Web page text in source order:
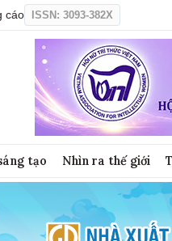
cáo ISSN: 3093-382X
tạo Nhìn ra thế giới